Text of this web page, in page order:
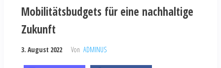
Mobilitätsbudgets für eine nachhaltige
Zukunft
3. August 2022 Von ADMINUS